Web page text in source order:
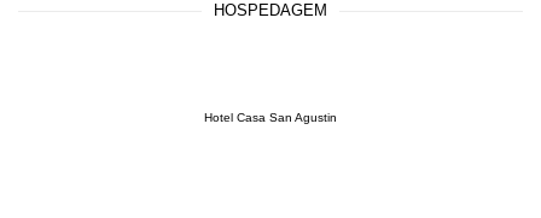
HOSPEDAGEM
Hotel Casa San Agustin